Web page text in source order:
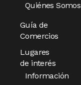
Quiénes Somos
Guía de
Comercios
Lugares
de interés
Información